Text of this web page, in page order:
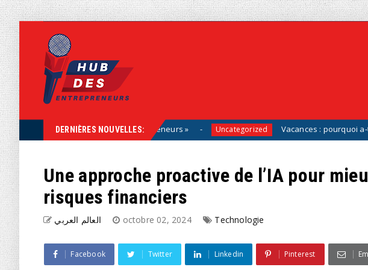
DERNIÈRES NOUVELLES:
aux côtés des entrepreneurs » Uncategorized Vacances : pourquoi a-t-on
Une approche proactive de l’IA pour
risques financiers
العالم العربي octobre 02, 2024 Technologie
Facebook Twitter Linkedin Pinterest